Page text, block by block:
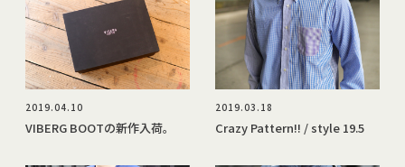
2019.04.10
VIBERG BOOTの新作入荷。
2019.03.18
Crazy Pattern!! / style 19.5